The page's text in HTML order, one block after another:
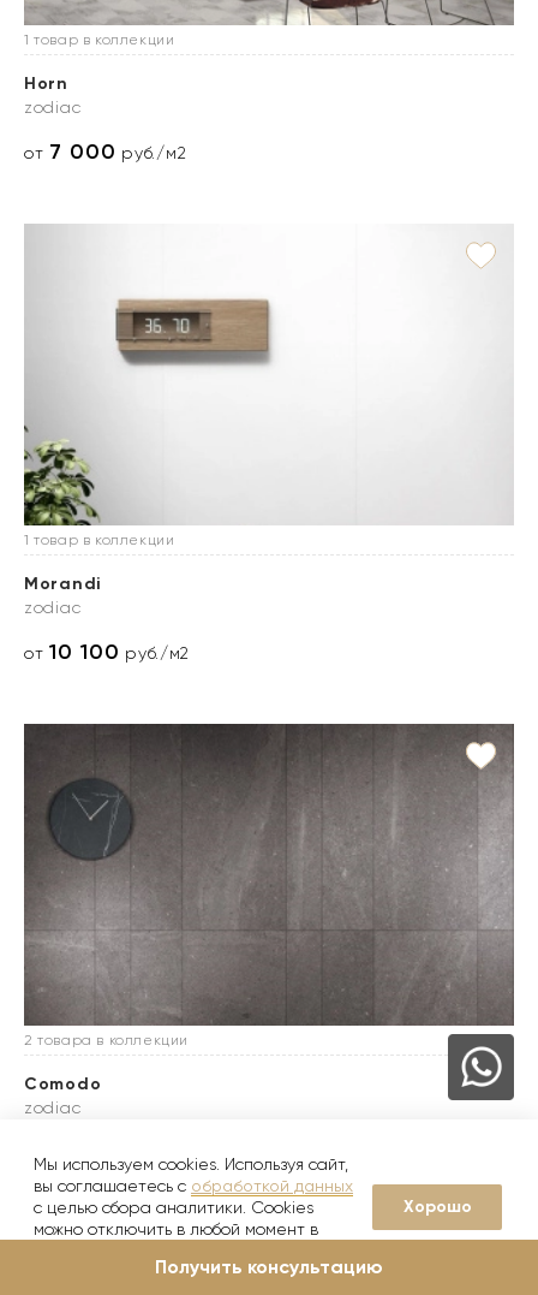
1 товар в коллекции
Horn
zodiac
от 7 000 руб./м2
1 товар в коллекции
Morandi
zodiac
от10 100 руб./м2
2 товара в коллекции
Comodo
zodiac
Мы используем cookies. Используя сайт,
вы соглашаетесь с обработкой данных
с целью сбора аналитики. Cookies
можно отключить в любой момент в
Хорошо
Получить консультацию